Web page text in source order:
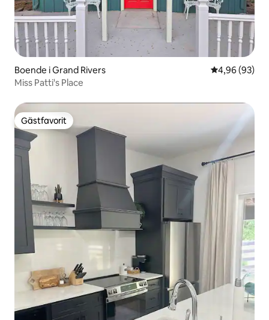
Boende i Grand Rivers 4,96 av 5 i
4,96 (93)
Miss Patti's Place
Gästfavorit
Gästfavorit